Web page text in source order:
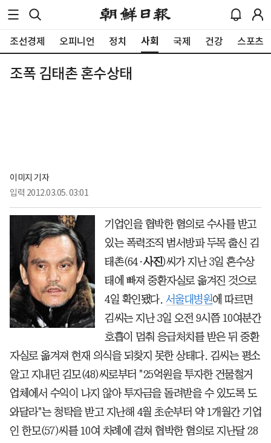
조선경제 오피니언 정치 사회 국제 건강 스포츠
조폭 김태촌 혼수상태
이미지 기자
입력 2012.03.05. 03:01
기업인을 협박한 혐의로 수사를 받고
있는 폭력조직 범서방파 두목 출신 김
태촌(64·사진)씨가 지난 3일 혼수상
태에 빠져 중환자실로 옮겨진 것으로
4일 확인됐다. 서울대병원에 따르면
김씨는 지난 3일 오전 9시쯤 10여분간
호흡이 멈춰 응급처치를 받은 뒤 중환
자실로 옮겨져 현재 의식을 되찾지 못한 상태다. 김씨는 평소
알고 지내던 김모(48)씨로부터 "25억원을 투자한 건물철거
업체에서 수익이 나지 않아 투자금을 돌려받을 수 있도록 도
와달라"는 청탁을 받고 지난해 4월 초순부터 약 1개월간 기업
인 한모(57)씨를 10여 차례에 걸쳐 협박한 혐의로 지난달 28